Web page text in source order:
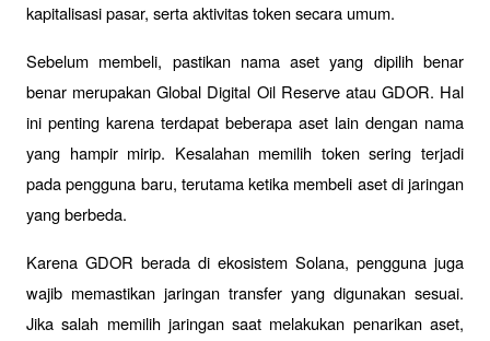
kapitalisasi pasar, serta aktivitas token secara umum.
Sebelum membeli, pastikan nama aset yang dipilih benar
benar merupakan Global Digital Oil Reserve atau GDOR. Hal
ini penting karena terdapat beberapa aset lain dengan nama
yang hampir mirip. Kesalahan memilih token sering terjadi
pada pengguna baru, terutama ketika membeli aset di jaringan
yang berbeda.
Karena GDOR berada di ekosistem Solana, pengguna juga
wajib memastikan jaringan transfer yang digunakan sesuai.
Jika salah memilih jaringan saat melakukan penarikan aset,